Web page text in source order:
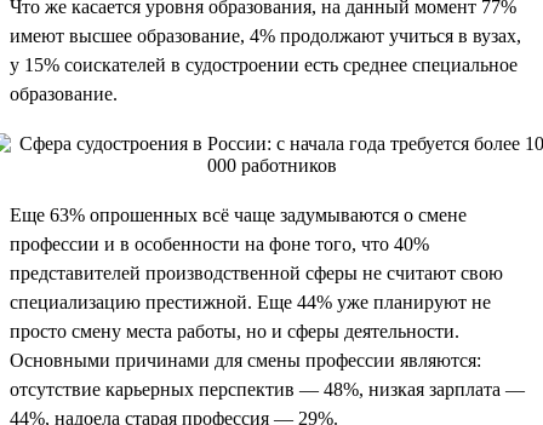
Что же касается уровня образования, на данный момент 77%
имеют высшее образование, 4% продолжают учиться в вузах,
у 15% соискателей в судостроении есть среднее специальное
образование.
Еще 63% опрошенных всё чаще задумываются о смене
профессии и в особенности на фоне того, что 40%
представителей производственной сферы не считают свою
специализацию престижной. Еще 44% уже планируют не
просто смену места работы, но и сферы деятельности.
Основными причинами для смены профессии являются:
отсутствие карьерных перспектив — 48%, низкая зарплата —
44%, надоела старая профессия — 29%.